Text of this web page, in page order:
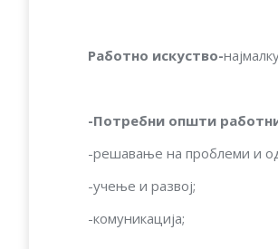
Работно искуство-
-Потребни општи
-решавање на проблеми и
-учење и развој;
-комуникација;